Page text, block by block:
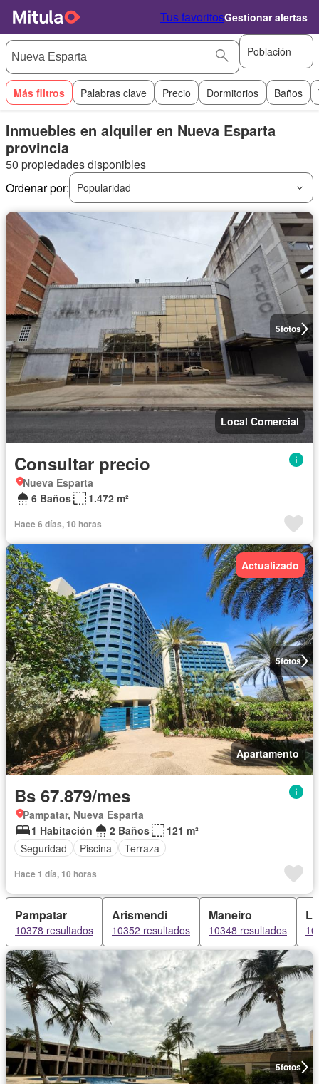
Tus favoritosGestionar alertas
Población
Más filtros Palabras clave Precio Dormitorios Baños
Inmuebles en alquiler en Nueva Esparta
provincia
50 propiedades disponibles
Ordenar por:
Popularidad
5fotos
Local Comercial
Consultar precio
Nueva Esparta
6 Baños
1.472 m²
Hace 6 días, 10 horas
5fotos
Actualizado
Apartamento
Bs 67.879/mes
Pampatar, Nueva Esparta
1 Habitación
2 Baños
121 m²
Seguridad
Piscina Terraza
Hace 1 día, 10 horas
Pampatar
10378 resultados
Arismendi
10352 resultados
Maneiro
10348 resultados
5fotos